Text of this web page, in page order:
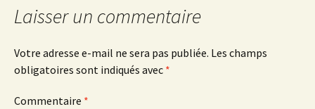
Laisser un commentaire
Votre adresse e-mail ne sera pas publiée. Les champs
obligatoires sont indiqués avec *
Commentaire *